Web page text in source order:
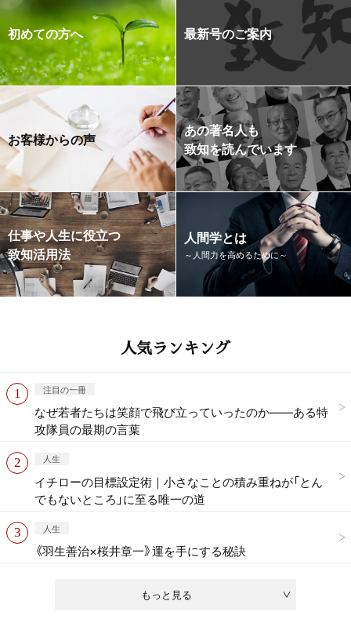
初めての方へ 最新号のご案内
お客様からの声
あの著名人も
致知を読んでいます
仕事や人生に役立つ
致知活用法
人間学とは
～人間力を高めるために～
人気ランキング
もっと見る
注目の一冊
なぜ若者たちは笑顔で飛び立っていったのか——ある特
攻隊員の最期の言葉
人生
イチローの目標設定術｜小さなことの積み重ねが「とん
でもないところ」に至る唯一の道
人生
《羽生善治×桜井章一》運を手にする秘訣